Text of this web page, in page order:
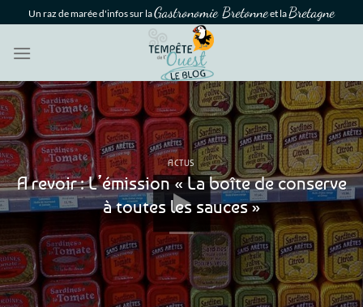
Passer
au
contenu
Un raz de marée d'infos sur laGastronomie Bretonneet laBretagne
ACTUS
A revoir : L’émission « La boîte de conserve
à toutes les sauces »